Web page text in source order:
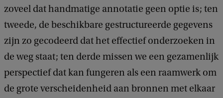
zoveel dat handmatige annotatie geen optie is; ten
tweede, de beschikbare gestructureerde gegevens
zijn zo gecodeerd dat het effectief onderzoeken in
de weg staat; ten derde missen we een gezamenlijk
perspectief dat kan fungeren als een raamwerk om
de grote verscheidenheid aan bronnen met elkaar